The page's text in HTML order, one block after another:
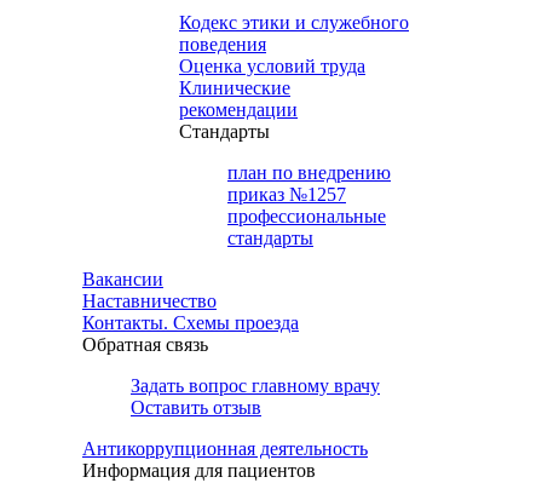
Кодекс этики и служебного
поведения
Оценка условий труда
Клинические
рекомендации
Cтандарты
план по внедрению
приказ №1257
профессиональные
стандарты
Вакансии
Наставничество
Контакты. Схемы проезда
Обратная связь
Задать вопрос главному врачу
Оставить отзыв
Антикоррупционная деятельность
Информация для пациентов